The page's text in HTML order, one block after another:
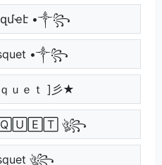
•༒꧂
•༒꧂
ｕｅｔ ]彡★
ঔৣ꧂
ঔৣ꧂